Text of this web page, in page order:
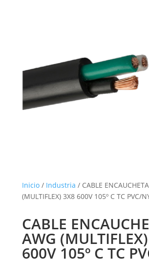
Inicio/ Industria / CABLE
(MULTIFLEX) 3X8 600V 105º C TC PVC/
CABLE
AWG
600V 105º C TC